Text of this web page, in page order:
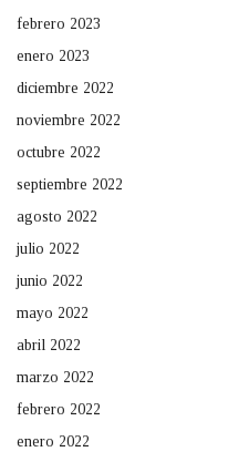
febrero 2023
enero 2023
diciembre 2022
noviembre 2022
octubre 2022
septiembre 2022
agosto 2022
julio 2022
junio 2022
mayo 2022
abril 2022
marzo 2022
febrero 2022
enero 2022